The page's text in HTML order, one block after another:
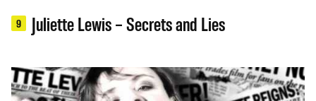
9 Juliette Lewis – Secrets and Lies